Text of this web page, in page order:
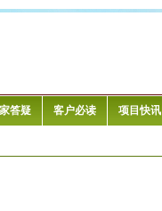
答疑 客户必读 项目快讯